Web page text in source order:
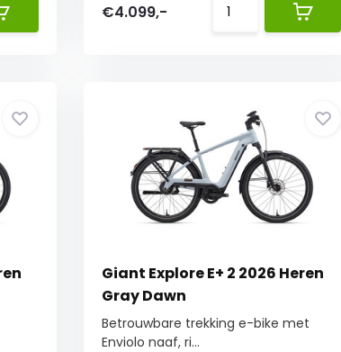
€4.099,-
Giant Explore E+ 2 2026 Heren
Gray Dawn
Betrouwbare trekking e-bike met
Enviolo naaf, ri...